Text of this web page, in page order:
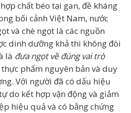
chất béo tại gan, đề kháng
bối cảnh Việt Nam, nước
và chè ngọt là các nguồn
dinh dưỡng khả thi không đòi
là đưa ngọt về đúng vai trò
phẩm nguyên bản và duy
Với người đã có dấu hiệu
do kết hợp vận động và giảm
hiệu quả và có bằng chứng